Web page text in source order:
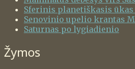
Sferinis planetiškasis ūkas
Senovinio upelio krantas
Saturnas po lygiadienio
Žymos